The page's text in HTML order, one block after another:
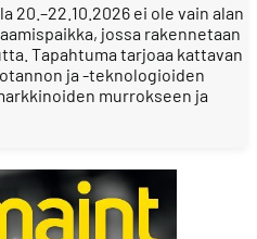
20.–22.10.2026 ei ole vain alan
jossa rakennetaan
Tapahtuma tarjoaa kattavan
ja -teknologioiden
murrokseen ja